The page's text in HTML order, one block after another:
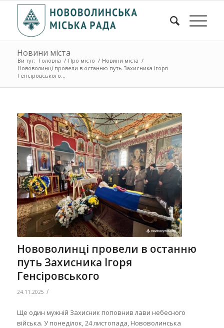
Новини міста
Ви тут: Головна / Про місто / Новини міста /
Нововолинці провели в останню путь Захисника Ігоря
Генсіровського...
Нововолинці провели в останню
путь Захисника Ігоря
Генсіровського
24.11.2025 /
Ще один мужній Захисник поповнив лави небесного
війська. У понеділок, 24 листопада, Нововолинська